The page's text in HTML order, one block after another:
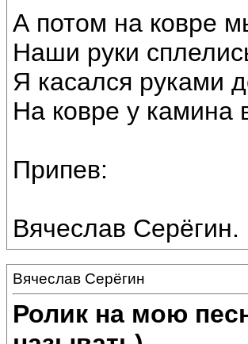
А потом на ковре
Наши руки
Я касался руками
На ковре у камина
Припев:
Вячеслав Серёгин.
Вячеслав Серёгин
Ролик на мою